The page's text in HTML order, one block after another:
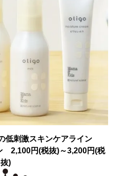
低刺激スキンケアライン
2,100円(税抜)～3,200円(税
抜)